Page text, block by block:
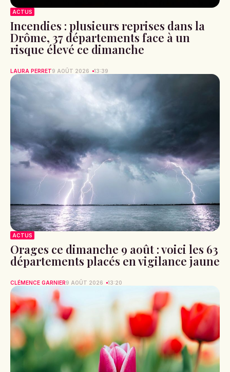
ACTUS
Incendies : plusieurs reprises dans la
Drôme, 37 départements face à un
risque élevé ce dimanche
LAURA PERRET9 AOÛT 2026 13:39
ACTUS
Orages ce dimanche 9 août : voici les 63
départements placés en vigilance jaune
CLÉMENCE GARNIER9 AOÛT 2026 13:20